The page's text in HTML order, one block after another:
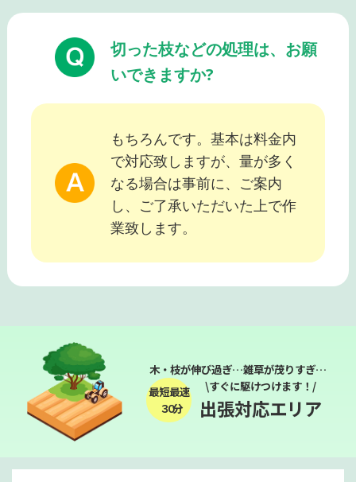
切った枝などの処理は、お願
いできますか?
もちろんです。基本は料金内
で対応致しますが、量が多く
なる場合は事前に、ご案内
し、ご了承いただいた上で作
業致します。
木・枝が伸び過ぎ…雑草が茂りすぎ…
最短最速
３０分
\すぐに駆けつけます！/
出張対応エリア